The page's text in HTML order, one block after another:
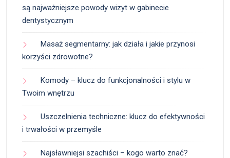
są najważniejsze powody wizyt w gabinecie
dentystycznym
Masaż segmentarny: jak działa i jakie przynosi
korzyści zdrowotne?
Komody – klucz do funkcjonalności i stylu w
Twoim wnętrzu
Uszczelnienia techniczne: klucz do efektywności
i trwałości w przemyśle
Najsławniejsi szachiści – kogo warto znać?